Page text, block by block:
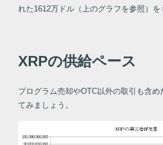
れた1612万ドル（上のグラフを参照）を
XRPの供給ペース
プログラム売却やOTC以外の取引も含め
てみましょう。